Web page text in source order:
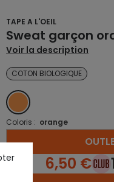
TAPE A L'OEIL
Sweat garçon
Voir la description
COTON BIOLOGIQUE
ORANGE
Coloris : orange
6,50 €